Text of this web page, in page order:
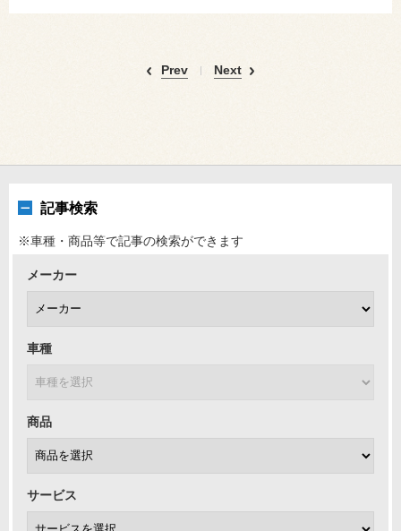
Prev Next
記事検索
※車種・商品等で記事の検索ができます
メーカー
車種
商品
サービス